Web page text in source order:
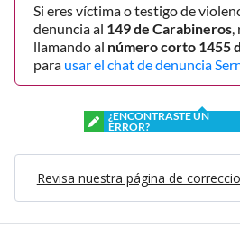
Si eres víctima o testigo de
denuncia al 149 de Carabineros,
llamando al número corto 1455
para usar el chat de denuncia
¿ENCONTRASTE UN
ERROR?
Revisa nuestra página de